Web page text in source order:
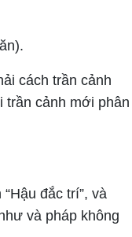
cách trần cảnh
trần cảnh mới phân
đắc trí”, và
và pháp không